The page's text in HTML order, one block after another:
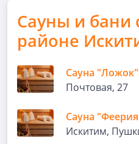
Сауны и бани
районе
Сауна "Ложок"
Почтовая, 27
Сауна
Искитим,